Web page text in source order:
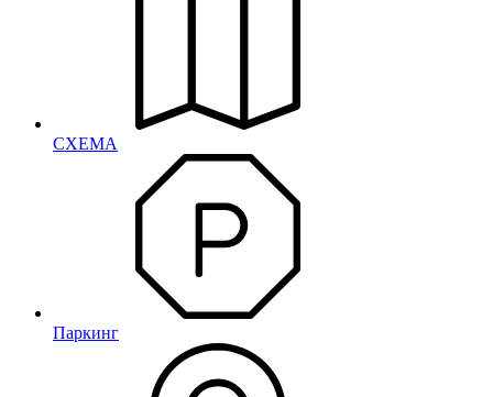
СХЕМА
Паркинг